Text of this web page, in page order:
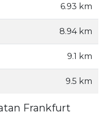
6.93 km
8.94 km
9.1 km
9.5 km
Frankfurt